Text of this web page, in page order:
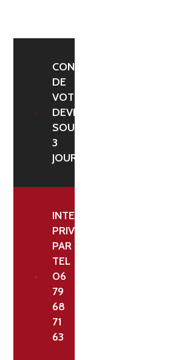
CONFIRMATION
DE
VOTRE
DEVIS
SOUS
3
JOURS
INTERLOCUTEUR
PRIVILÉGIÉ
PAR
TEL
06
79
68
71
63